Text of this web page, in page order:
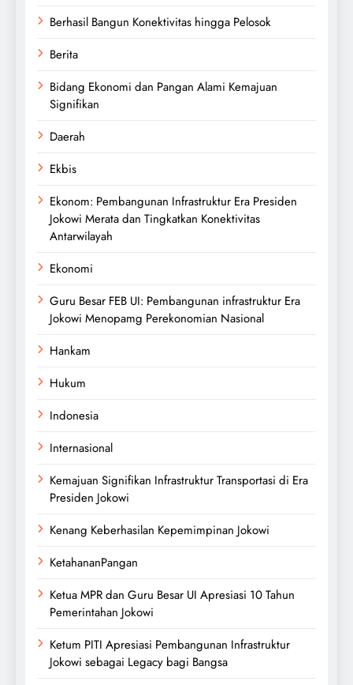
Berhasil Bangun Konektivitas hingga Pelosok
Berita
Bidang Ekonomi dan Pangan Alami Kemajuan
Signifikan
Daerah
Ekbis
Ekonom: Pembangunan Infrastruktur Era Presiden
Jokowi Merata dan Tingkatkan Konektivitas
Antarwilayah
Ekonomi
Guru Besar FEB UI: Pembangunan infrastruktur Era
Jokowi Menopamg Perekonomian Nasional
Hankam
Hukum
Indonesia
Internasional
Kemajuan Signifikan Infrastruktur Transportasi di Era
Presiden Jokowi
Kenang Keberhasilan Kepemimpinan Jokowi
KetahananPangan
Ketua MPR dan Guru Besar UI Apresiasi 10 Tahun
Pemerintahan Jokowi
Ketum PITI Apresiasi Pembangunan Infrastruktur
Jokowi sebagai Legacy bagi Bangsa